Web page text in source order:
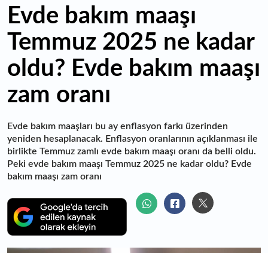
Evde bakım maaşı
Temmuz 2025 ne kadar
oldu? Evde bakım maaşı
zam oranı
Evde bakım maaşları bu ay enflasyon farkı üzerinden
yeniden hesaplanacak. Enflasyon oranlarının açıklanması ile
birlikte Temmuz zamlı evde bakım maaşı oranı da belli oldu.
Peki evde bakım maaşı Temmuz 2025 ne kadar oldu? Evde
bakım maaşı zam oranı